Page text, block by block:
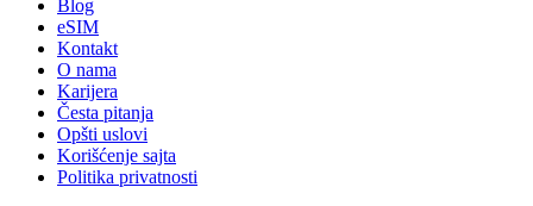
Blog
eSIM
Kontakt
O nama
Karijera
Česta pitanja
Opšti uslovi
Korišćenje sajta
Politika privatnosti